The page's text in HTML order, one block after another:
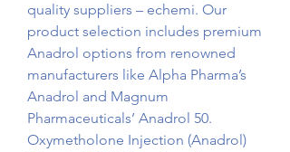
quality suppliers – echemi. Our
product selection includes premium
Anadrol options from renowned
manufacturers like Alpha Pharma’s
Anadrol and Magnum
Pharmaceuticals’ Anadrol 50.
Oxymetholone Injection (Anadrol)